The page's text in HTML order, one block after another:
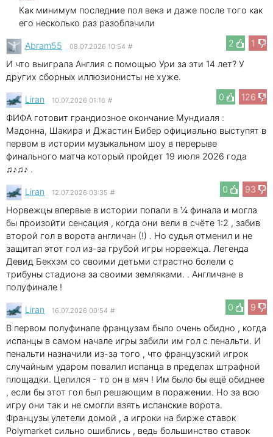
Как минимум последние пол века и даже после того как
его несколько раз разоблачили
2
1
Abram55 08.07.2026 10:54 #
И что выиграла Англия с помощью Ури за эти 14 лет? У
других сборных иллюзионисты не хуже.
0
126
Liran 10.07.2026 01:16 #
ФИФА готовит грандиозное окончание Мундиаля :
Мадонна, Шакира и Джастин Бибер официально выступят в
первом в истории музыкальном шоу в перерыве
финального матча который пройдет 19 июля 2026 года
♫♪♫♪ .
0
93
Liran 12.07.2026 03:35 #
Норвежцы впервые в истории попали в ¼ финала и могла
бы произойти сенсация , когда они вели в счёте 1:2 , забив
второй гол в ворота англичан (!) . Но судья отменил и не
защитал этот гол из-за грубой игры норвежца. Легенда
Девид Бекхэм со своими детьми страстно болели с
трибуны стадиона за своими земляками. . Англичане в
полуфинале !
0
9
Liran 16.07.2026 00:54 #
В первом полуфинале французам было очень обидно , когда
испанцы в самом начале игры забили им гол с пенальти. И
пенальти назначили из-за того , что французский игрок
случайным ударом повалил испанца в пределах штрафной
площадки. Целился - то он в мяч ! Им было бы ещё обиднее
, если бы этот гол был решающим в поражении. Но за всю
игру они так и не смогли взять испанские ворота.
Французы улетели домой , а игроки на бирже ставок
Polymarket сильно ошиблись , ведь большинство ставок